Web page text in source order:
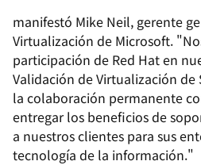
manifestó Mike Neil, gerente
Virtualización de Microsoft.
participación de Red Hat en
Validación de Virtualización de
la colaboración permanente
entregar los beneficios de
a nuestros clientes para sus
tecnología de la información."